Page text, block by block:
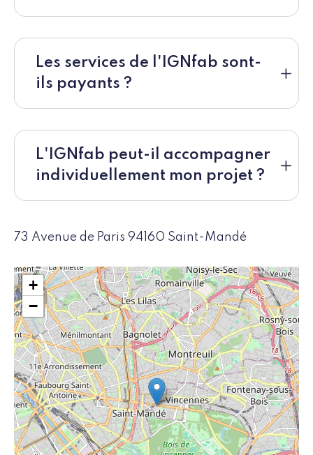
Les services de l'IGNfab sont-
ils payants ?
L'IGNfab peut-il accompagner
individuellement mon projet ?
73 Avenue de Paris 94160 Saint-Mandé
+
−